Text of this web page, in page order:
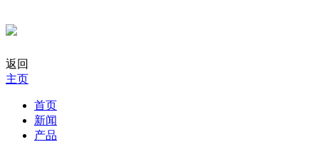
返回
主页
首页
新闻
产品